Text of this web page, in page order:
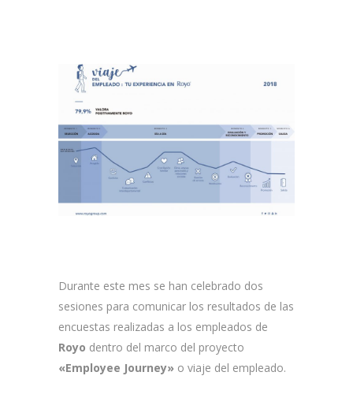
Durante este mes se han celebrado dos
sesiones para comunicar los resultados de las
encuestas realizadas a los empleados de
Royo dentro del marco del proyecto
«Employee Journey» o viaje del empleado.